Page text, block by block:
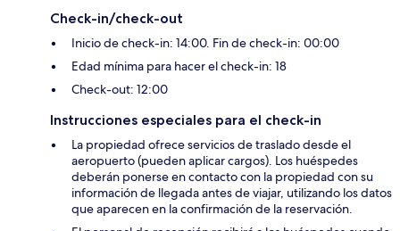
Check-in/check-out
Inicio de check-in: 14:00. Fin de check-in: 00:00
Edad mínima para hacer el check-in: 18
Check-out: 12:00
Instrucciones especiales para el check-in
La propiedad ofrece servicios de traslado desde el
aeropuerto (pueden aplicar cargos). Los huéspedes
deberán ponerse en contacto con la propiedad con su
información de llegada antes de viajar, utilizando los datos
que aparecen en la confirmación de la reservación.